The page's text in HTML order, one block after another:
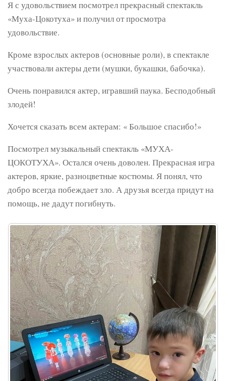
Я с удовольствием посмотрел прекрасный спектакль
«Муха-Цокотуха» и получил от просмотра
удовольствие.
Кроме взрослых актеров (основные роли), в спектакле
участвовали актеры дети (мушки, букашки, бабочка).
Очень понравился актер, игравший паука. Бесподобный
злодей!
Хочется сказать всем актерам: « Большое спасибо!»
Посмотрел музыкальный спектакль «МУХА-
ЦОКОТУХА». Остался очень доволен. Прекрасная игра
актеров, яркие, разноцветные костюмы. Я понял, что
добро всегда побеждает зло. А друзья всегда придут на
помощь, не дадут погибнуть.